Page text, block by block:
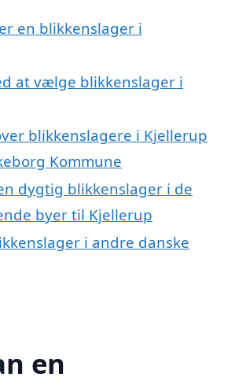
en blikkenslager i
at vælge blikkenslager i
blikkenslagere i Kjellerup
Kommune
dygtig blikkenslager i de
byer til Kjellerup
i andre danske
en